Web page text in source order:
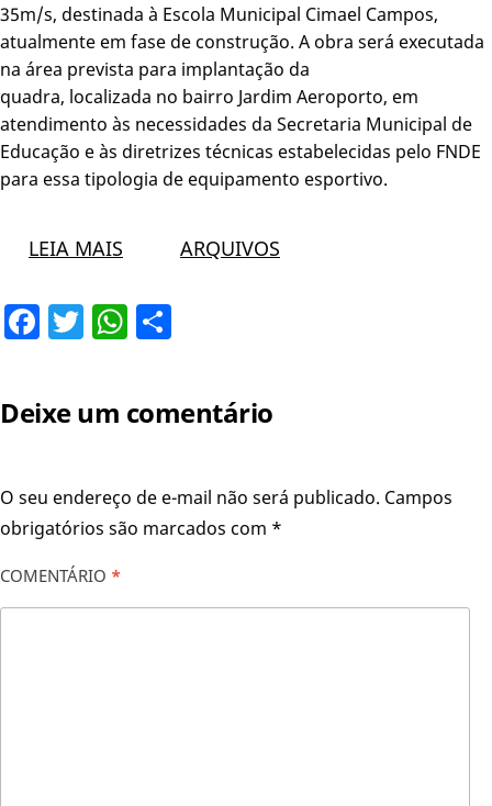
35m/s, destinada à Escola Municipal Cimael Campos,
atualmente em fase de construção. A obra será executada
na área prevista para implantação da
quadra, localizada no bairro Jardim Aeroporto, em
atendimento às necessidades da Secretaria Municipal de
Educação e às diretrizes técnicas estabelecidas pelo FNDE
para essa tipologia de equipamento esportivo.
LEIA MAIS ARQUIVOS
Facebook
TwitterWhatsApp
Deixe um comentário
O seu endereço de e-mail não será publicado. Campos
obrigatórios são marcados com *
COMENTÁRIO *